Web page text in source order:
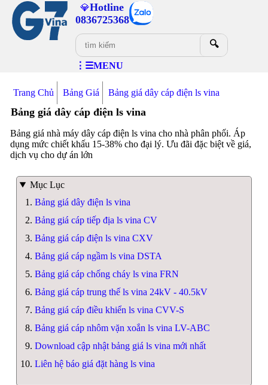
💎Hotline
0836725368
🔍
⋮☰MENU
Trang Chủ Bảng Giá Bảng giá dây cáp điện ls vina
Bảng giá dây cáp điện ls vina
Bảng giá nhà máy dây cáp điện ls vina cho nhà phân phối. Áp
dụng mức chiết khấu 15-38% cho đại lý. Ưu đãi đặc biệt về giá,
dịch vụ cho dự án lớn
Mục Lục
Bảng giá dây điện ls vina
Bảng giá cáp tiếp địa ls vina CV
Bảng giá cáp điện ls vina CXV
Bảng giá cáp ngầm ls vina DSTA
Bảng giá cáp chống cháy ls vina FRN
Bảng giá cáp trung thế ls vina 24kV - 40.5kV
Bảng giá cáp điều khiển ls vina CVV-S
Bảng giá cáp nhôm vặn xoắn ls vina LV-ABC
Download cập nhật bảng giá ls vina mới nhất
Liên hệ báo giá đặt hàng ls vina